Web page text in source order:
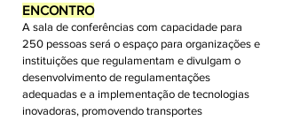
ENCONTRO
A sala de conferências com capacidade para
250 pessoas será o espaço para organizações e
instituições que regulamentam e divulgam o
desenvolvimento de regulamentações
adequadas e a implementação de tecnologias
inovadoras, promovendo transportes